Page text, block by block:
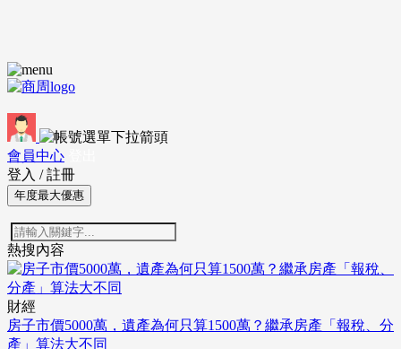
會員中心
登入 / 註冊
年度最大優惠
熱搜內容
財經
房子市價5000萬，遺產為何只算1500萬？繼承房產「報稅、分
產」算法大不同